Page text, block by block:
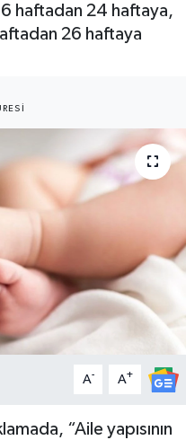
haftadan 24 haftaya,
26 haftaya
A- A+
“Aile yapısının